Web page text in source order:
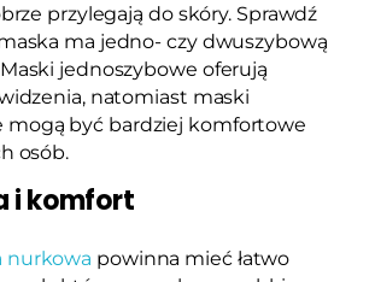
przylegają do skóry. Sprawdź
ma jedno- czy dwuszybową
jednoszybowe oferują
natomiast maski
mogą być bardziej komfortowe
osób.
i komfort
nurkowa powinna mieć łatwo